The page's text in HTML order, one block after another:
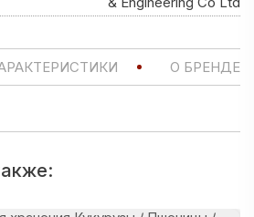
О БРЕНДЕ